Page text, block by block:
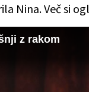
Nina. Več si
z rakom